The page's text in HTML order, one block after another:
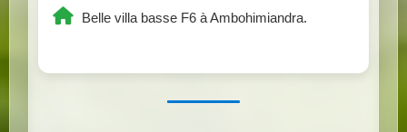
Belle villa basse F6 à Ambohimiandra.